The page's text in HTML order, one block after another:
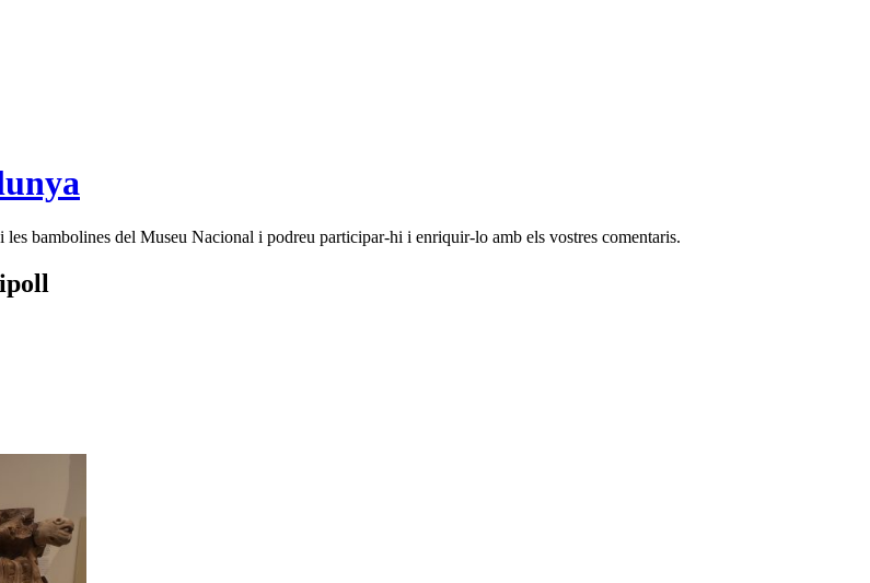
bambolines del Museu Nacional i podreu participar-hi i enriquir-lo amb els vostres comentaris.